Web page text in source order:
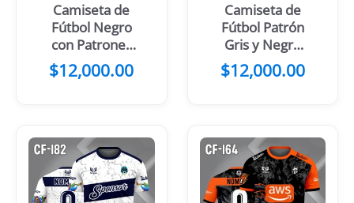
Camiseta de
Fútbol Negro
con Patrones
Turquesa y
Gris
$12,000.00
Camiseta de
Fútbol Patrón
Gris y Negro
Franjas Verdes
Blancas
$12,000.00